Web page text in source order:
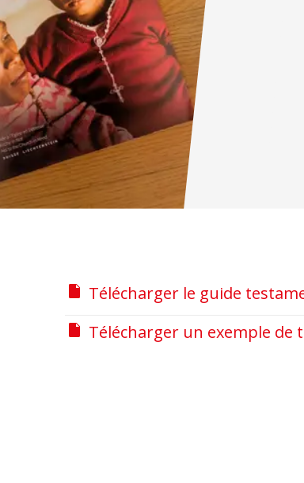
Télécharger le guide
Télécharger un exemple de